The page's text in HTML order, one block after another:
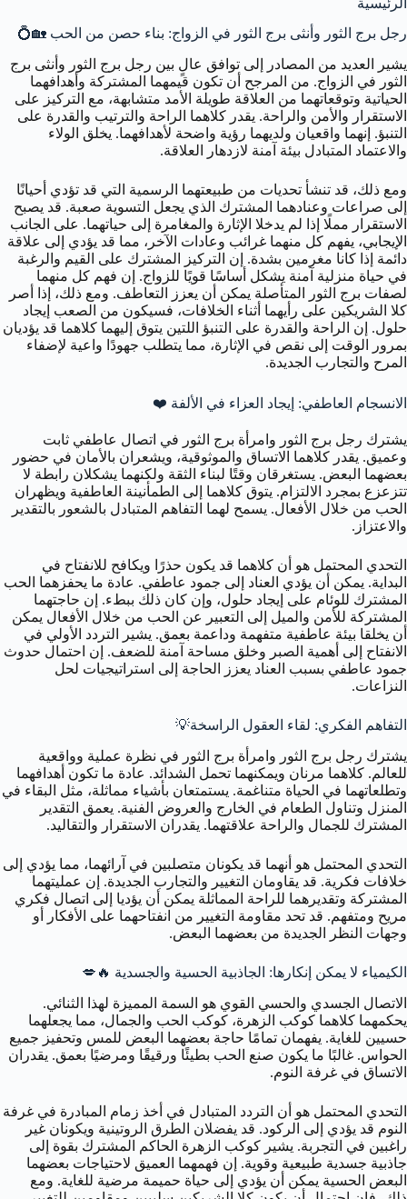
رجل برج الثور وأنثى برج الثور في الزواج: بناء حصن من الحب 🏡💍
يشير العديد من المصادر إلى توافق عالٍ بين رجل برج الثور وأنثى برج
الثور في الزواج. من المرجح أن تكون قيمهما المشتركة وأهدافهما
الحياتية وتوقعاتهما من العلاقة طويلة الأمد متشابهة، مع التركيز على
الاستقرار والأمن والراحة. يقدر كلاهما الراحة والترتيب والقدرة على
التنبؤ. إنهما واقعيان ولديهما رؤية واضحة لأهدافهما. يخلق الولاء
والاعتماد المتبادل بيئة آمنة لازدهار العلاقة.
ومع ذلك، قد تنشأ تحديات من طبيعتهما الرسمية التي قد تؤدي أحيانًا
إلى صراعات وعنادهما المشترك الذي يجعل التسوية صعبة. قد يصبح
الاستقرار مملًا إذا لم يدخلا الإثارة والمغامرة إلى حياتهما. على الجانب
الإيجابي، يفهم كل منهما غرائب وعادات الآخر، مما قد يؤدي إلى علاقة
دائمة إذا كانا مغرمين بشدة. إن التركيز المشترك على القيم والرغبة
في حياة منزلية آمنة يشكل أساسًا قويًا للزواج. إن فهم كل منهما
لصفات برج الثور المتأصلة يمكن أن يعزز التعاطف. ومع ذلك، إذا أصر
كلا الشريكين على رأيهما أثناء الخلافات، فسيكون من الصعب إيجاد
حلول. إن الراحة والقدرة على التنبؤ اللتين يتوق إليهما كلاهما قد يؤديان
بمرور الوقت إلى نقص في الإثارة، مما يتطلب جهودًا واعية لإضفاء
المرح والتجارب الجديدة.
الانسجام العاطفي: إيجاد العزاء في الألفة ❤️
يشترك رجل برج الثور وامرأة برج الثور في اتصال عاطفي ثابت
وعميق. يقدر كلاهما الاتساق والموثوقية، ويشعران بالأمان في حضور
بعضهما البعض. يستغرقان وقتًا لبناء الثقة ولكنهما يشكلان رابطة لا
تتزعزع بمجرد الالتزام. يتوق كلاهما إلى الطمأنينة العاطفية ويظهران
الحب من خلال الأفعال. يسمح لهما التفاهم المتبادل بالشعور بالتقدير
والاعتزاز.
التحدي المحتمل هو أن كلاهما قد يكون حذرًا ويكافح للانفتاح في
البداية. يمكن أن يؤدي العناد إلى جمود عاطفي. عادة ما يحفزهما الحب
المشترك للوئام على إيجاد حلول، وإن كان ذلك ببطء. إن حاجتهما
المشتركة للأمن والميل إلى التعبير عن الحب من خلال الأفعال يمكن
أن يخلقا بيئة عاطفية متفهمة وداعمة بعمق. يشير التردد الأولي في
الانفتاح إلى أهمية الصبر وخلق مساحة آمنة للضعف. إن احتمال حدوث
جمود عاطفي بسبب العناد يعزز الحاجة إلى استراتيجيات لحل
النزاعات.
التفاهم الفكري: لقاء العقول الراسخة💡
يشترك رجل برج الثور وامرأة برج الثور في نظرة عملية وواقعية
للعالم. كلاهما مرنان ويمكنهما تحمل الشدائد. عادة ما تكون أهدافهما
وتطلعاتهما في الحياة متناغمة. يستمتعان بأشياء مماثلة، مثل البقاء في
المنزل وتناول الطعام في الخارج والعروض الفنية. يعمق التقدير
المشترك للجمال والراحة علاقتهما. يقدران الاستقرار والتقاليد.
التحدي المحتمل هو أنهما قد يكونان متصلبين في آرائهما، مما يؤدي إلى
خلافات فكرية. قد يقاومان التغيير والتجارب الجديدة. إن عمليتهما
المشتركة وتقديرهما للراحة المماثلة يمكن أن يؤديا إلى اتصال فكري
مريح ومتفهم. قد تحد مقاومة التغيير من انفتاحهما على الأفكار أو
وجهات النظر الجديدة من بعضهما البعض.
الكيمياء لا يمكن إنكارها: الجاذبية الحسية والجسدية 🔥💋
الاتصال الجسدي والحسي القوي هو السمة المميزة لهذا الثنائي.
يحكمهما كلاهما كوكب الزهرة، كوكب الحب والجمال، مما يجعلهما
حسيين للغاية. يفهمان تمامًا حاجة بعضهما البعض للمس وتحفيز جميع
الحواس. غالبًا ما يكون صنع الحب بطيئًا ورقيقًا ومرضيًا بعمق. يقدران
الاتساق في غرفة النوم.
التحدي المحتمل هو أن التردد المتبادل في أخذ زمام المبادرة في غرفة
النوم قد يؤدي إلى الركود. قد يفضلان الطرق الروتينية ويكونان غير
راغبين في التجربة. يشير كوكب الزهرة الحاكم المشترك بقوة إلى
جاذبية جسدية طبيعية وقوية. إن فهمهما العميق لاحتياجات بعضهما
البعض الحسية يمكن أن يؤدي إلى حياة حميمة مرضية للغاية. ومع